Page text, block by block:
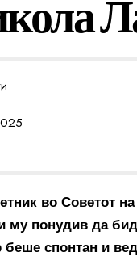
во Советот
му понудив да
беше спонтан и